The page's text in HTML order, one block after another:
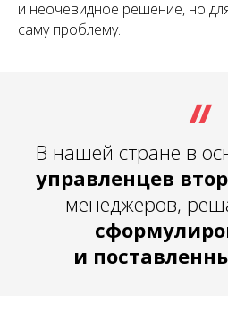
и неочевидное решение, но
саму проблему.
В нашей стране в
управленцев
менеджеров,
и